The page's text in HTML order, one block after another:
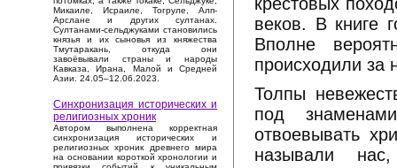
Микаиле, Исраиле, Тогруле, Алп-
Арслане и других султанах.
Султанами-сельджуками становились
князья и их сыновья из княжества
Тмутаракань, откуда они
завоёвывали страны и народы
Кавказа, Ирана, Малой и Средней
Азии. 24.05–12.06.2023.
Синхронизация исторических и
религиозных хроник
Автором выполнена корректная
синхронизация исторических и
религиозных хроник древнего мира
на основании короткой хронологии и
веков. В книге
Вполне
происходили за
Толпы
под
отвоевывать
называли